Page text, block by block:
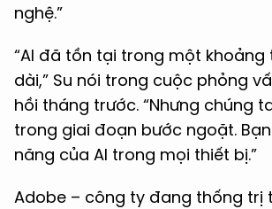
nghệ.”
“AI đã tồn tại trong một khoảng
dài,” Su nói trong cuộc phỏng
hồi tháng trước. “Nhưng chúng
trong giai đoạn bước ngoặt.
năng của AI trong mọi thiết bị.”
Adobe – công ty đang thống trị